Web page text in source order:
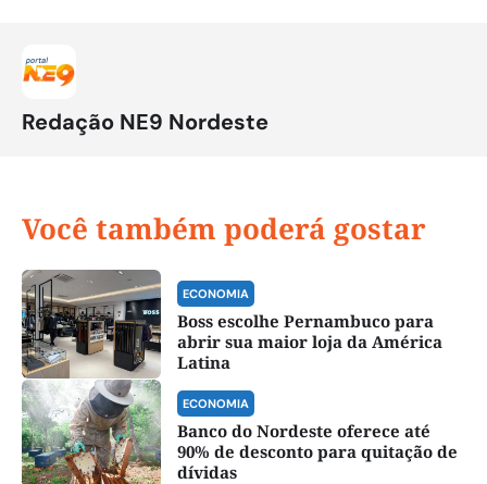
Redação NE9 Nordeste
Você também poderá gostar
ECONOMIA
Boss escolhe Pernambuco para
abrir sua maior loja da América
Latina
ECONOMIA
Banco do Nordeste oferece até
90% de desconto para quitação de
dívidas